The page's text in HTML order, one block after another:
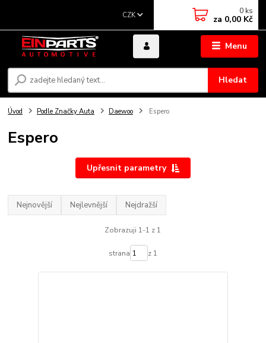
Menu
CZK
Hledat
0 ks
za 0,00 Kč
Úvod Podle Značky Auta Daewoo Espero
Espero
Upřesnit parametry
Nejnovější Nejlevnější Nejdražší
Zobrazuji 1-1 z 1
strana z 1